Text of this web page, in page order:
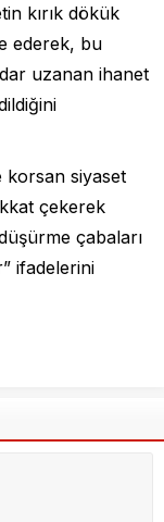
kırık dökük
ederek, bu
uzanan ihanet
korsan siyaset
çekerek
çabaları
ifadelerini